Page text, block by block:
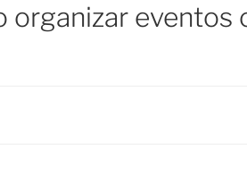
organizar eventos